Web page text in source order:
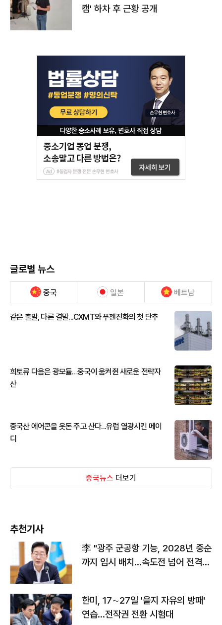
캠' 하차 후 근황 공개
글로벌 뉴스
중국 일본 베트남
같은 출발, 다른 결말...CXMT와 푸젠진화의 첫 단추
희토류 다음은 광모듈…중국이 움켜쥔 새로운 전략자
산
중국산 에어콘을 웃돈 주고 산다...유럽 열광시킨 메이
디
중국뉴스 더보기
추천기사
李 "광주 군공항 기능, 2028년 중순
까지 임시 배치…속도전 넘어 전격
한미, 17∼27일 '을지 자유의 방패'
연습…전작권 전환 시험대